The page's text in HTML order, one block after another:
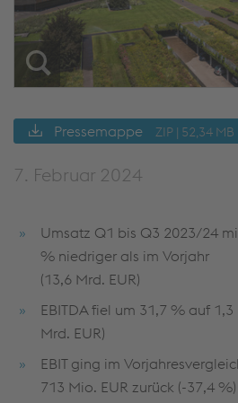
Pressemappe ZIP | 52,34 MB
7. Februar 2024
Umsatz Q1 bis Q3 2023/24
% niedriger als im Vorjahr
(13,6 Mrd. EUR)
EBITDA fiel um 31,7 % auf
Mrd. EUR)
EBIT ging im
713 Mio. EUR zurück (-37,4 %)